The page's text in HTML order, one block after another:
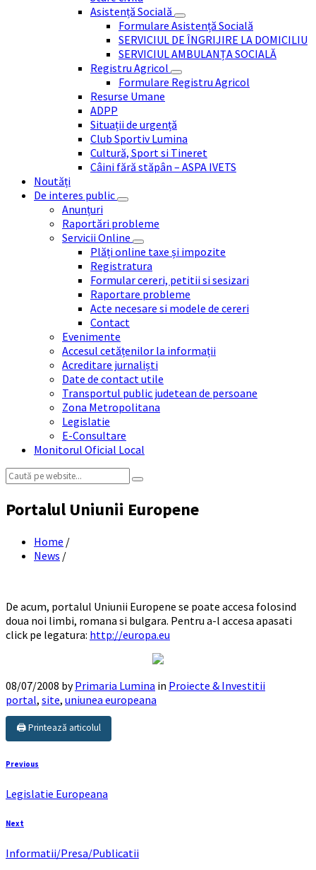
Asistență Socială
Formulare Asistență Socială
SERVICIUL DE ÎNGRIJIRE LA DOMICILIU
SERVICIUL AMBULANȚA SOCIALĂ
Registru Agricol
Formulare Registru Agricol
Resurse Umane
ADPP
Situații de urgență
Club Sportiv Lumina
Cultură, Sport si Tineret
Câini fără stăpân – ASPA IVETS
Noutăți
De interes public
Anunțuri
Raportări probleme
Servicii Online
Plăți online taxe și impozite
Registratura
Formular cereri, petitii si sesizari
Raportare probleme
Acte necesare si modele de cereri
Contact
Evenimente
Accesul cetățenilor la informații
Acreditare jurnaliști
Date de contact utile
Transportul public judetean de persoane
Zona Metropolitana
Legislatie
E-Consultare
Monitorul Oficial Local
Search:
Portalul Uniunii Europene
Home /
News /
De acum, portalul Uniunii Europene se poate accesa folosind
doua noi limbi, romana si bulgara. Pentru a-l accesa apasati
click pe legatura: http://europa.eu
08/07/2008 byPrimaria Lumina in Proiecte & Investitii
portal, site, uniunea europeana
🖨️ Printează articolul
Previous
Legislatie Europeana
Next
Informatii/Presa/Publicatii